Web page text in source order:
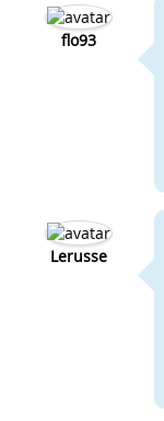
flo93
Lerusse